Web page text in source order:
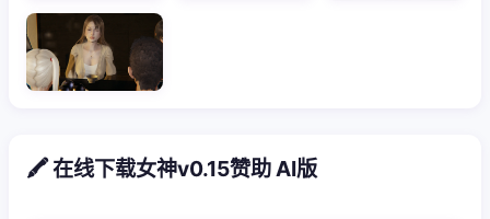
🖍️ 在线下载女神v0.15赞助 AI版